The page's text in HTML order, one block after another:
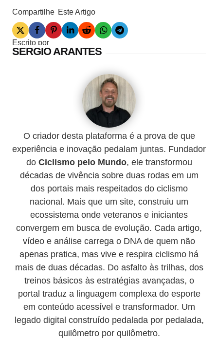
Compartilhe Este Artigo
Escrito por
SERGIO ARANTES
O criador desta plataforma é a prova de que
experiência e inovação pedalam juntas. Fundador
do Ciclismo pelo Mundo, ele transformou
décadas de vivência sobre duas rodas em um
dos portais mais respeitados do ciclismo
nacional. Mais que um site, construiu um
ecossistema onde veteranos e iniciantes
convergem em busca de evolução. Cada artigo,
vídeo e análise carrega o DNA de quem não
apenas pratica, mas vive e respira ciclismo há
mais de duas décadas. Do asfalto às trilhas, dos
treinos básicos às estratégias avançadas, o
portal traduz a linguagem complexa do esporte
em conteúdo acessível e transformador. Um
legado digital construído pedalada por pedalada,
quilômetro por quilômetro.